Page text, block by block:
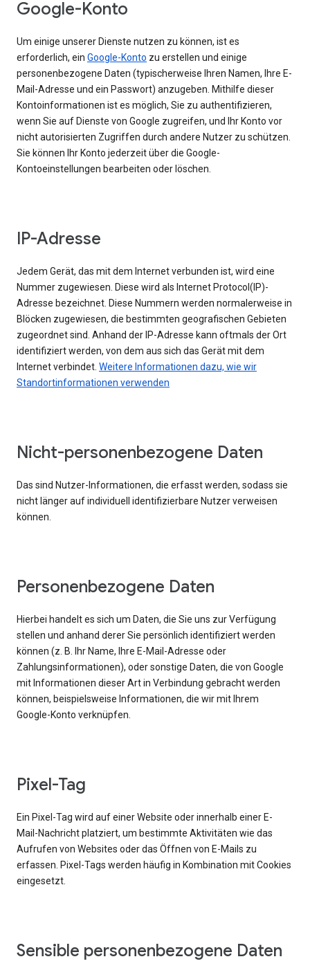
Google-Konto
Um einige unserer Dienste nutzen zu können, ist es
erforderlich, ein Google-Konto zu erstellen und einige
personenbezogene Daten (typischerweise Ihren Namen, Ihre E-
Mail-Adresse und ein Passwort) anzugeben. Mithilfe dieser
Kontoinformationen ist es möglich, Sie zu authentifizieren,
wenn Sie auf Dienste von Google zugreifen, und Ihr Konto vor
nicht autorisierten Zugriffen durch andere Nutzer zu schützen.
Sie können Ihr Konto jederzeit über die Google-
Kontoeinstellungen bearbeiten oder löschen.
IP-Adresse
Jedem Gerät, das mit dem Internet verbunden ist, wird eine
Nummer zugewiesen. Diese wird als Internet Protocol(IP)-
Adresse bezeichnet. Diese Nummern werden normalerweise in
Blöcken zugewiesen, die bestimmten geografischen Gebieten
zugeordnet sind. Anhand der IP-Adresse kann oftmals der Ort
identifiziert werden, von dem aus sich das Gerät mit dem
Internet verbindet. Weitere Informationen dazu, wie wir
Standortinformationen verwenden
Nicht-personenbezogene Daten
Das sind Nutzer-Informationen, die erfasst werden, sodass sie
nicht länger auf individuell identifizierbare Nutzer verweisen
können.
Personenbezogene Daten
Hierbei handelt es sich um Daten, die Sie uns zur Verfügung
stellen und anhand derer Sie persönlich identifiziert werden
können (z. B. Ihr Name, Ihre E-Mail-Adresse oder
Zahlungsinformationen), oder sonstige Daten, die von Google
mit Informationen dieser Art in Verbindung gebracht werden
können, beispielsweise Informationen, die wir mit Ihrem
Google-Konto verknüpfen.
Pixel-Tag
Ein Pixel-Tag wird auf einer Website oder innerhalb einer E-
Mail-Nachricht platziert, um bestimmte Aktivitäten wie das
Aufrufen von Websites oder das Öffnen von E-Mails zu
erfassen. Pixel-Tags werden häufig in Kombination mit Cookies
eingesetzt.
Sensible personenbezogene Daten